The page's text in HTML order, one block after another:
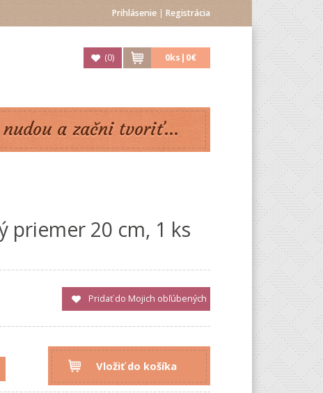
Prihlásenie | Registrácia
(0) 0ks| 0€
nudou a začni tvoriť...
priemer 20 cm, 1 ks
Pridať do Mojich obľúbených
Vložiť do košíka